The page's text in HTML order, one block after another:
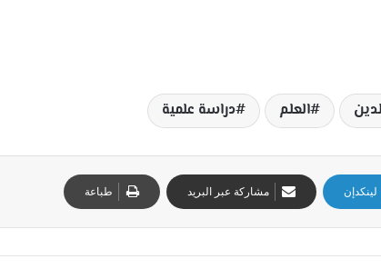
العلم دراسة علمية
لينكدإن مشاركة عبر البريد طباعة